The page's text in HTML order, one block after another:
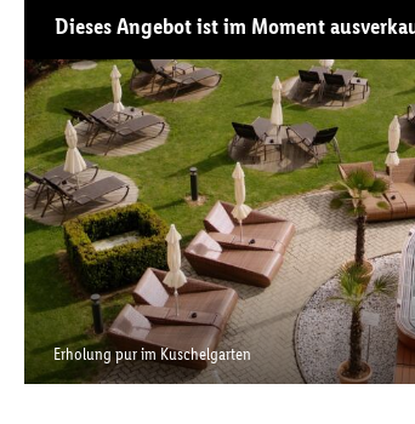
Dieses Angebot ist im Moment
Erholung pur im Kuschelgarten